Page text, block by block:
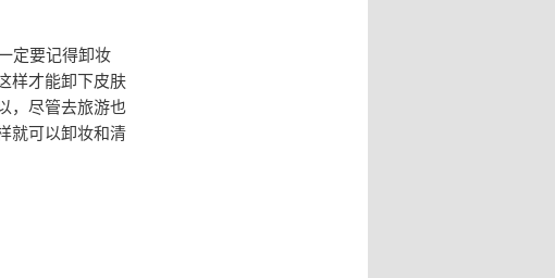
定要记得卸妆
样才能卸下皮肤
，尽管去旅游也
就可以卸妆和清